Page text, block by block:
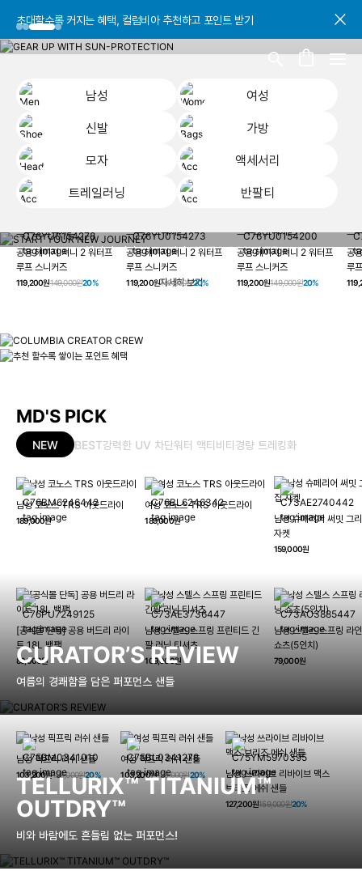
초대할수록 커지는 혜택, 컬럼비아 추천하고 포인트 받기
초대할수록 커지는 혜택, 컬럼비아 추천하고 포인트 받기
초대할수록 커지는 혜택, 컬럼비아 추천하고 포인트 받기
남성
여성
신발
가방
모자
액세서리
트레일러닝
반팔티
START YOUR
헤이지 져니 New 컬러 UP TO 20% OFF
자세히 보기
공용 헤이지 져니 2 워터프
루프 스니커즈
119,200원149,000원20%
공용 헤이지 져니 2 워터프
루프 스니커즈
119,200원149,000원20%
공용 헤이지 져니 2 워터프
루프 스니커즈
119,200원149,000원20%
공
루
MD'S PICK
NEW BEST강력한 UV 차단워터 액티비티경량 트레킹화
남성 코노스 TRS 아웃드라이
189,000원
여성 코노스 TRS 아웃드라이
189,000원
남성 슈페리어 써밋 그
자켓
159,000원
[공식몰 단독] 공용 버드리 라이
트 18L 백팩
89,000원
남성 스텔스 스프링 프린티드 긴
팔 러닝 티셔츠
109,000원
남성 스텔스 스프링 라
쇼츠(5인치)
79,000원
CURATOR’S REVIEW
여름의 경쾌함을 담은 퍼포먼스 샌들
남성 픽프릭 러쉬 샌들
103,200원129,000원20%
여성 픽프릭 러쉬 샌들
103,200원129,000원20%
남성 쓰라이브 리바이브 맥스
브리즈 메쉬 샌들
127,200원159,000원20%
TELLURIX™ TITANIUM™
OUTDRY™
비와 바람에도 흔들림 없는 퍼포먼스!